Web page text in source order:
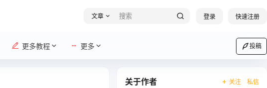
文章 登录 快速注册
更多教程 更多 投稿
关于作者 关注 私信